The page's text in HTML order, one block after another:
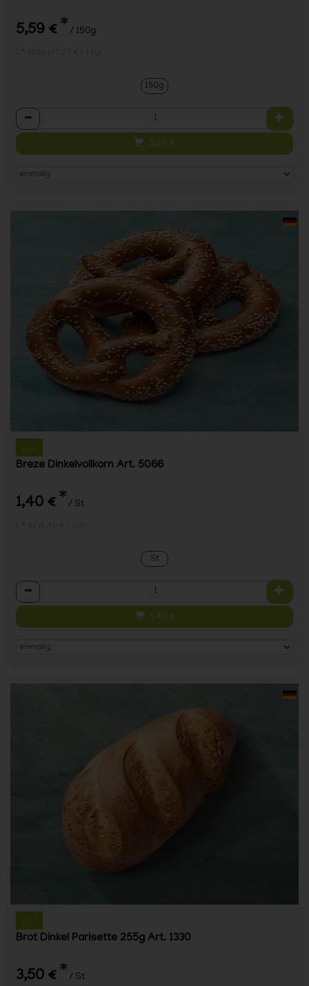
5,59 € * / 150g
150g
Anzahl
5,59 €
Breze Dinkelvollkorn Art. 5066
1,40 € * / St
St
Anzahl
1,40 €
Brot Dinkel Parisette 255g Art. 1330
3,50 € * / St